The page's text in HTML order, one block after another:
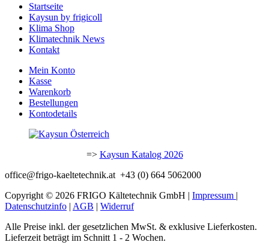
Startseite
Kaysun by frigicoll
Klima Shop
Klimatechnik News
Kontakt
Mein Konto
Kasse
Warenkorb
Bestellungen
Kontodetails
=> Kaysun Katalog 2026
office@frigo-kaeltetechnik.at +43 (0) 664 5062000
Copyright © 2026 FRIGO Kältetechnik GmbH | Impressum |
Datenschutzinfo | AGB | Widerruf
Alle Preise inkl. der gesetzlichen MwSt. & exklusive Lieferkosten.
Lieferzeit beträgt im Schnitt 1 - 2 Wochen.